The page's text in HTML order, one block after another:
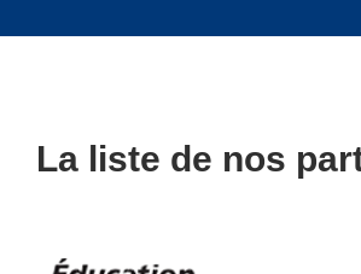
La liste de nos